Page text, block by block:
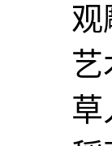
观
艺
草